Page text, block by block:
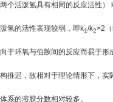
两个活泼氢具有相同的反应活性）
泼氢的活性表现较弱，即 k1/k2>2
向于环氧与伯胺间的反应而易于
构推迟，故相对于理论情形下，实
体系的溶胶分数相对较多。